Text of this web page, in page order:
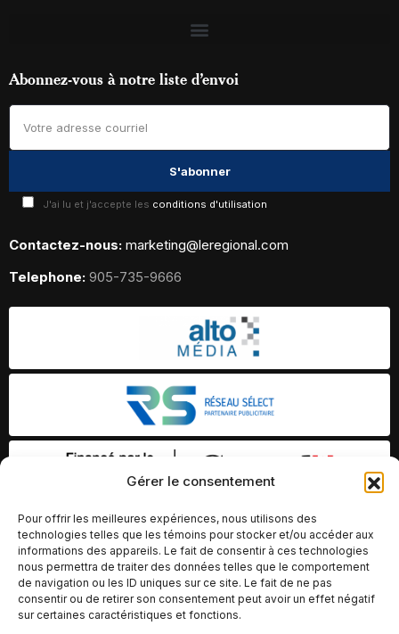
Gérer le consentement
Pour offrir les meilleures expériences, nous utilisons des
technologies telles que les témoins pour stocker et/ou accéder aux
informations des appareils. Le fait de consentir à ces technologies
nous permettra de traiter des données telles que le comportement
de navigation ou les ID uniques sur ce site. Le fait de ne pas
consentir ou de retirer son consentement peut avoir un effet négatif
sur certaines caractéristiques et fonctions.
Abonnez-vous à notre liste d’envoi
J'ai lu et j'accepte les conditions d'utilisation
Contactez-nous: marketing@leregional.com
Telephone: 905-735-9666